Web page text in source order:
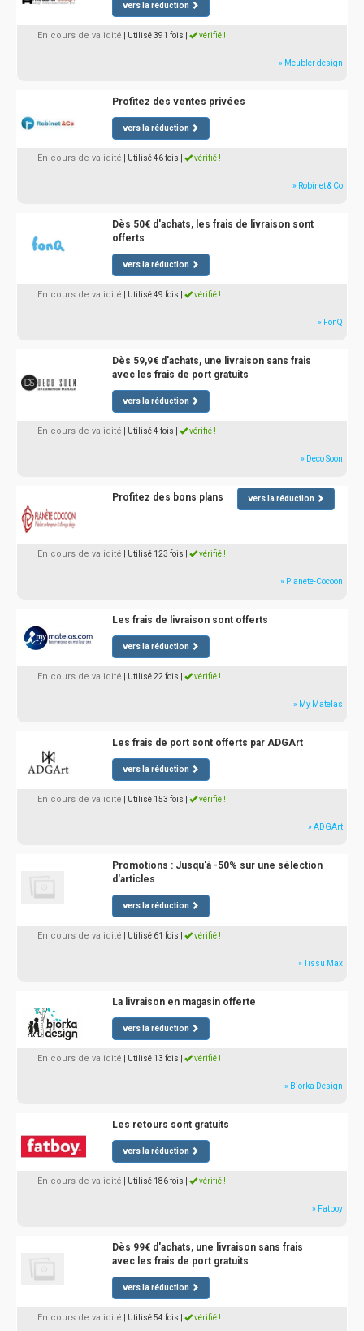
vers la réduction
En cours de validité | Utilisé 391 fois vérifié !
» Meubler design
Profitez des ventes privées
vers la réduction
En cours de validité | Utilisé 46 fois vérifié !
» Robinet & Co
Dès 50€ d'achats, les frais de livraison sont
offerts
vers la réduction
En cours de validité | Utilisé 49 fois vérifié !
» FonQ
Dès 59,9€ d'achats, une livraison sans frais
avec les frais de port gratuits
vers la réduction
En cours de validité | Utilisé 4 fois vérifié !
» Deco Soon
Profitez des bons plans vers la réduction
En cours de validité | Utilisé 123 fois vérifié !
» Planete-Cocoon
Les frais de livraison sont offerts
vers la réduction
En cours de validité | Utilisé 22 fois vérifié !
» My Matelas
Les frais de port sont offerts par ADGArt
vers la réduction
En cours de validité | Utilisé 153 fois vérifié !
» ADGArt
Promotions : Jusqu'à -50% sur une sélection
d'articles
vers la réduction
En cours de validité | Utilisé 61 fois vérifié !
» Tissu Max
La livraison en magasin offerte
vers la réduction
En cours de validité | Utilisé 13 fois vérifié !
» Bjorka Design
Les retours sont gratuits
vers la réduction
En cours de validité | Utilisé 186 fois vérifié !
» Fatboy
Dès 99€ d'achats, une livraison sans frais
avec les frais de port gratuits
vers la réduction
En cours de validité | Utilisé 54 fois vérifié !